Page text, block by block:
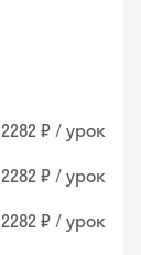
₽ / урок
₽ / урок
₽ / урок